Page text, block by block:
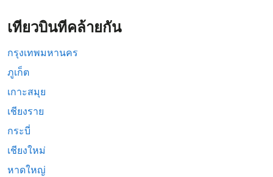
เที่ยวบินที่คล้ายกัน
กรุงเทพมหานคร
ภูเก็ต
เกาะสมุย
เชียงราย
กระบี่
เชียงใหม่
หาดใหญ่